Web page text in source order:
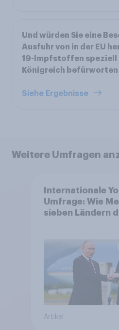
Und würden Sie eine
Ausfuhr von in der EU
19-Impfstoffen speziell
Königreich befürworten
Siehe Ergebnisse
Weitere Umfragen
Internationale
Umfrage: Wie
sieben Ländern
Bedrohungen
bewerten
Artikel